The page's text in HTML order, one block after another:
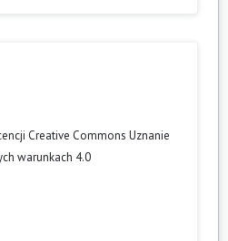
Creative Commons Uznanie
warunkach 4.0